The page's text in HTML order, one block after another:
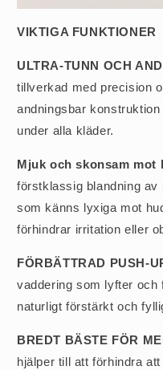
VIKTIGA FUNKTIONER
ULTRA-TUNN OCH
tillverkad med precision
andningsbar
under alla kläder.
Mjuk och skonsam mot
förstklassig blandning
som känns lyxiga mot
förhindrar irritation eller
FÖRBÄTTRAD PUSH-
vaddering som lyfter
naturligt förstärkt och
BREDT BÄSTE FÖR
hjälper till att förhindra